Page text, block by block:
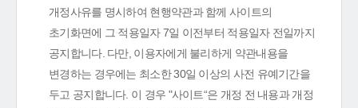
개정사유를 명시하여 현행약관과 함께 사이트의
초기화면에 그 적용일자 7일 이전부터 적용일자 전일까지
공지합니다. 다만, 이용자에게 불리하게 약관내용을
변경하는 경우에는 최소한 30일 이상의 사전 유예기간을
두고 공지합니다. 이 경우 "사이트“은 개정 전 내용과 개정